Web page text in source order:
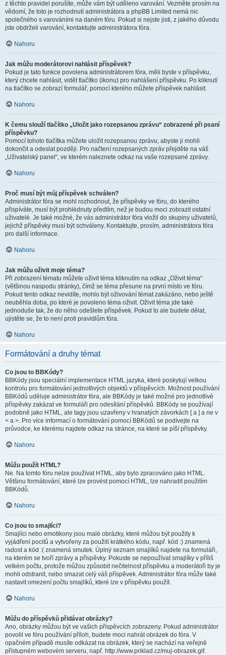
z těchto pravidel porušíte, může vám být uděleno varování. Vezměte prosím na
vědomí, že toto je rozhodnutí administrátora a phpBB Limited nemá nic
společného s varováními na daném fóru. Pokud si nejste jisti, z jakého důvodu
jste obdrželi varování, kontaktujte administrátora fóra.
Nahoru
Jak můžu moderátorovi nahlásit příspěvek?
Pokud je tato funkce povolena administrátorem fóra, měli byste v příspěvku,
který chcete nahlásit, vidět tlačítko (ikonu) pro nahlášení příspěvku. Po kliknutí
na tlačítko se zobrazí formulář, pomocí kterého můžete příspěvek nahlásit.
Nahoru
K čemu slouží tlačítko „Uložit jako rozepsanou zprávu“ zobrazené při psaní
příspěvku?
Pomocí tohoto tlačítka můžete uložit rozepsanou zprávu, abyste ji mohli
dokončit a odeslat později. Pro načtení rozepsaných zpráv přejděte na váš
„Uživatelský panel“, ve kterém naleznete odkaz na vaše rozepsané zprávy.
Nahoru
Proč musí být můj příspěvek schválen?
Administrátor fóra se mohl rozhodnout, že příspěvky ve fóru, do kterého
přispíváte, musí být prohlédnuty předtím, než je budou moci zobrazit ostatní
uživatelé. Je také možné, že vás administrátor fóra vložil do skupiny uživatelů,
jejichž příspěvky musí být schváleny. Kontaktujte, prosím, administrátora fóra
pro další informace.
Nahoru
Jak můžu oživit moje téma?
Při zobrazení tématu můžete oživit téma kliknutím na odkaz „Oživit téma“
(většinou naspodu stránky), čímž se téma přesune na první místo ve fóru.
Pokud tento odkaz nevidíte, mohlo být oživování témat zakázáno, nebo ještě
neuběhla doba, po které je povoleno téma oživit. Oživit téma jde také
jednoduše tak, že do něho odešlete příspěvek. Pokud to ale budete dělat,
ujistěte se, že to není proti pravidlům fóra.
Nahoru
Formátování a druhy témat
Co jsou to BBKódy?
BBKódy jsou speciální implementace HTML jazyka, které poskytují velkou
kontrolu pro formátování jednotlivých objektů v příspěvcích. Možnost používání
BBKódů uděluje administrátor fóra, ale BBKódy je také možné pro jednotlivé
příspěvky zakázat ve formuláři pro odesílání příspěvků. BBKódy se používají
podobně jako HTML, ale tagy jsou uzavřeny v hranatých závorkách [ a ] a ne v
< a >. Pro více informací o formátování pomocí BBKódů se podívejte na
průvodce, ke kterému najdete odkaz na stránce, na které se píší příspěvky.
Nahoru
Můžu použít HTML?
Ne. Na tomto fóru nelze používat HTML, aby bylo zpracováno jako HTML.
Většinu formátování, které lze provést pomocí HTML, lze nahradit použitím
BBKódů.
Nahoru
Co jsou to smajlíci?
Smajlíci nebo emotikony jsou malé obrázky, které můžou být použity k
vyjádření pocitů a vytvořeny za použití krátkého kódu, např. kód :) znamená
radost a kód :( znamená smutek. Úplný seznam smajlíků najdete na formuláři,
na kterém se tvoří zprávy a příspěvky. Pokuste se nepoužívat smajlíky v příliš
velkém počtu, protože můžou způsobit nečitelnost příspěvku a moderátoři by je
mohli odstranit, nebo smazat celý váš příspěvek. Administrátor fóra může také
nastavit omezení počtu smajlíků, které lze v příspěvku použít.
Nahoru
Můžu do příspěvků přidávat obrázky?
Ano, obrázky můžou být ve vašich příspěvcích zobrazeny. Pokud administrátor
povolil ve fóru používání příloh, budete moci nahrát obrázek do fóra. V
opačném případě musíte odkázat na obrázek, který se nachází na veřejně
přístupném webovém serveru, např. http://www.priklad.cz/muj-obrazek.gif.